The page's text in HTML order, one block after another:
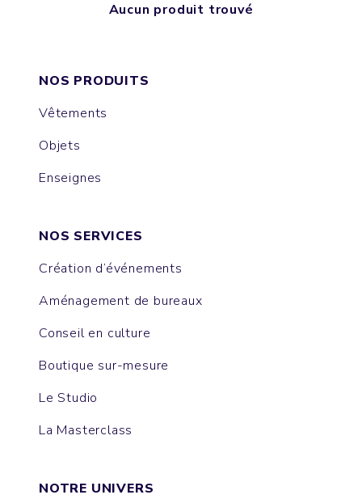
Aucun produit trouvé
NOS PRODUITS
Vêtements
Objets
Enseignes
NOS SERVICES
Création d’événements
Aménagement de bureaux
Conseil en culture
Boutique sur-mesure
Le Studio
La Masterclass
NOTRE UNIVERS